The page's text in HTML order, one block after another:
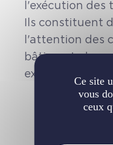
l'exécution des
Ils constituent
l'attention des
bâtiment, des
experts.
Ce site
vous
ceux